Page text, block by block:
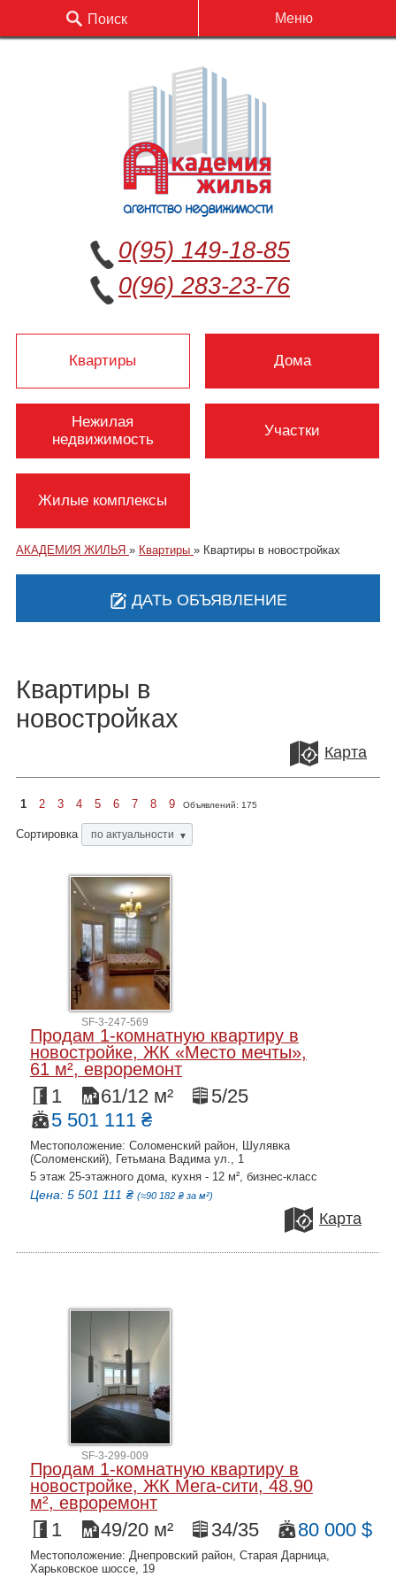
Поиск Меню
0(95) 149-18-85
0(96) 283-23-76
Квартиры Дома
Нежилая
недвижимость
Участки
Жилые комплексы
АКАДЕМИЯ ЖИЛЬЯ » Квартиры » Квартиры в новостройках
ДАТЬ ОБЪЯВЛЕНИЕ
Квартиры в
новостройках
Карта
Сортировка по актуальности ▼
1 2 3 4 5 6 7 8 9 Объявлений: 175
SF-3-247-569
Продам 1-комнатную квартиру в
новостройке, ЖК «Место мечты»,
61 м², евроремонт
1 61/12 м²
5/25
5 501 111 ₴
Местоположение: Соломенский район, Шулявка
(Соломенский), Гетьмана Вадима ул., 1
5 этаж 25-этажного дома, кухня - 12 м², бизнес-класс
Цена: 5 501 111 ₴ (≈90 182 ₴ за м²)
Карта
SF-3-299-009
Продам 1-комнатную квартиру в
новостройке, ЖК Мега-сити, 48.90
м², евроремонт
1 49/20 м² 34/35 80 000 $
Местоположение: Днепровский район, Старая Дарница,
Харьковское шоссе, 19